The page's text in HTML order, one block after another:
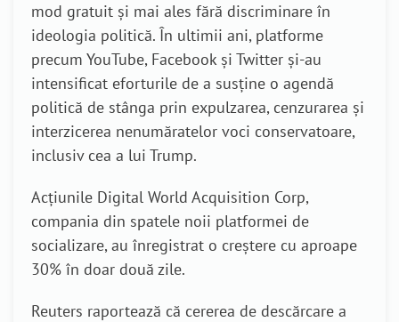
mod gratuit și mai ales fără discriminare în
ideologia politică. În ultimii ani, platforme
precum YouTube, Facebook și Twitter și-au
intensificat eforturile de a susține o agendă
politică de stânga prin expulzarea, cenzurarea și
interzicerea nenumăratelor voci conservatoare,
inclusiv cea a lui Trump.
Acțiunile Digital World Acquisition Corp,
compania din spatele noii platformei de
socializare, au înregistrat o creștere cu aproape
30% în doar două zile.
Reuters raportează că cererea de descărcare a